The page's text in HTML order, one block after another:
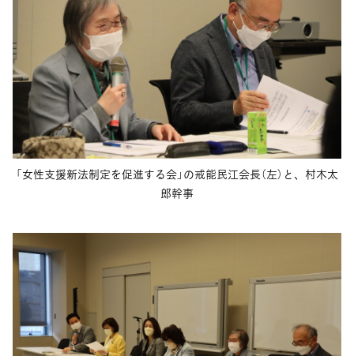
「女性支援新法制定を促進する会」の戒能民江会長（左）と、村木太
郎幹事